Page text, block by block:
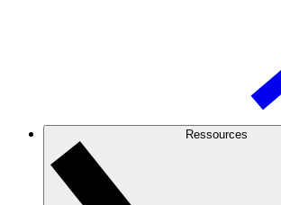
Ressources